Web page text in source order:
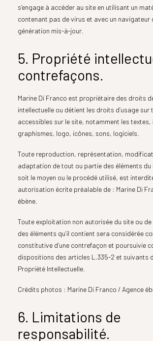
s’engage à accéder au site en utilisant un
contenant pas de virus et avec un navigateur
génération mis-à-jour.
5. Propriété
contrefaçons.
Marine Di Franco est propriétaire des droits
intellectuelle ou détient les droits d’usage sur
accessibles sur le site, notamment les textes,
graphismes, logo, icônes, sons, logiciels.
Toute reproduction, représentation,
adaptation de tout ou partie des éléments du
soit le moyen ou le procédé utilisé, est
autorisation écrite préalable de : Marine Di
ébène.
Toute exploitation non autorisée du site ou de
des éléments qu’il contient sera considérée
constitutive d’une contrefaçon et poursuivie
dispositions des articles L.335-2 et suivants
Propriété Intellectuelle.
Crédits photos : Marine Di Franco / Agence
6. Limitations de
responsabilité.